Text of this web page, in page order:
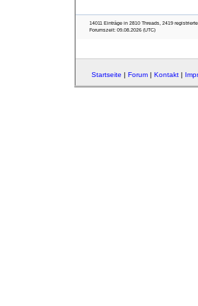
14011 Einträge in 2810 Threads, 2419
Forumszeit: 09.08.2026 (UTC)
Startseite | Forum| Kontakt|